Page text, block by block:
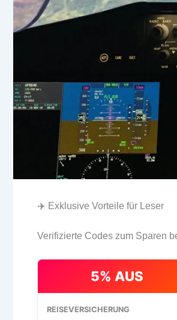
✈️ Exklusive Vorteile für Leser
Verifizierte Codes zum Sparen
5% AUS
REISEVERSICHERUNG